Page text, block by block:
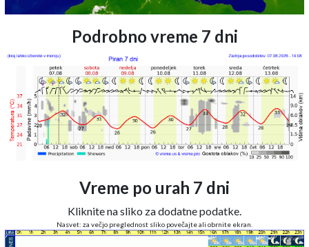
Podrobno vreme 7 dni
Vreme po urah 7 dni
Kliknite na sliko za dodatne podatke.
Nasvet: za večjo preglednost sliko povečajte ali obrnite ekran.